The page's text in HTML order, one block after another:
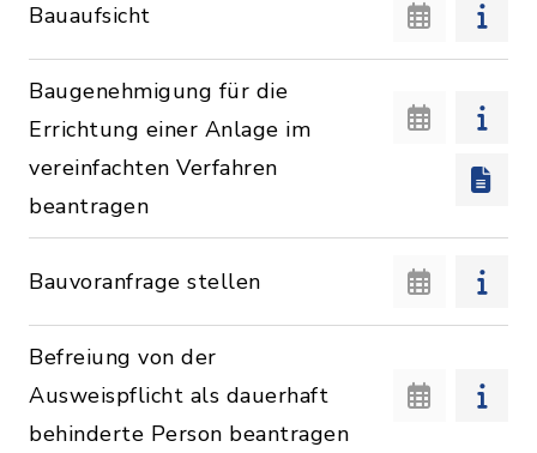
Bauaufsicht
Baugenehmigung für die
Errichtung einer Anlage im
vereinfachten Verfahren
beantragen
Bauvoranfrage stellen
Befreiung von der
Ausweispflicht als dauerhaft
behinderte Person beantragen